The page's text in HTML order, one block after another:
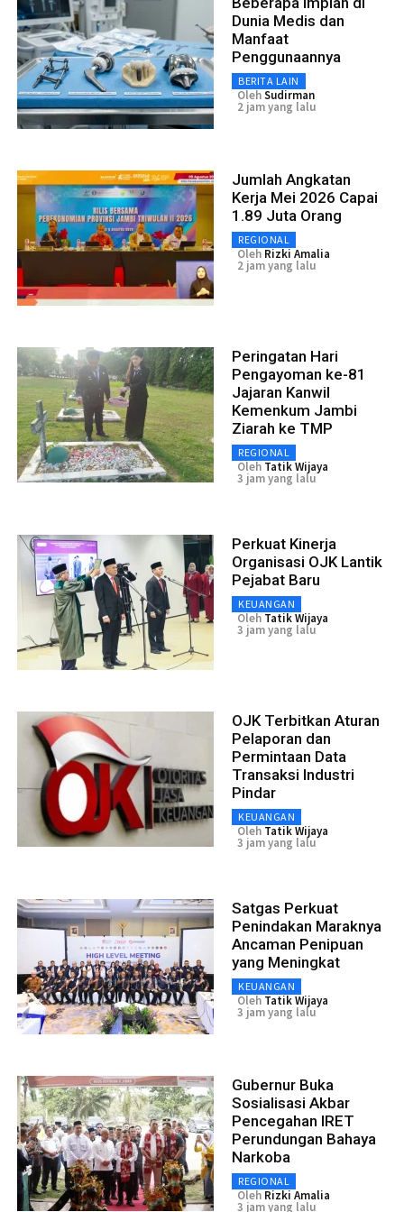
Dunia Medis dan
Manfaat
Penggunaannya
BERITA LAIN
OlehSudirman
2 jam yang lalu
Jumlah Angkatan
Kerja Mei 2026 Capai
1.89 Juta Orang
REGIONAL
Oleh Rizki Amalia
2 jam yang lalu
Peringatan Hari
Pengayoman ke-81
Jajaran Kanwil
Kemenkum Jambi
Ziarah ke TMP
REGIONAL
Oleh Tatik Wijaya
3 jam yang lalu
Perkuat Kinerja
Organisasi OJK Lantik
Pejabat Baru
KEUANGAN
Oleh Tatik Wijaya
3 jam yang lalu
OJK Terbitkan Aturan
Pelaporan dan
Permintaan Data
Transaksi Industri
Pindar
KEUANGAN
Oleh Tatik Wijaya
3 jam yang lalu
Satgas Perkuat
Penindakan Maraknya
Ancaman Penipuan
yang Meningkat
KEUANGAN
Oleh Tatik Wijaya
3 jam yang lalu
Gubernur Buka
Sosialisasi Akbar
Pencegahan IRET
Perundungan Bahaya
Narkoba
REGIONAL
Oleh Rizki Amalia
3 jam yang lalu